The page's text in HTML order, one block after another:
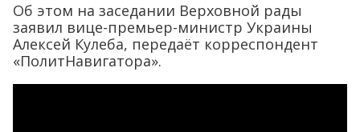
Об этом на заседании Верховной рады
заявил вице-премьер-министр Украины
Алексей Кулеба, передаёт корреспондент
«ПолитНавигатора».